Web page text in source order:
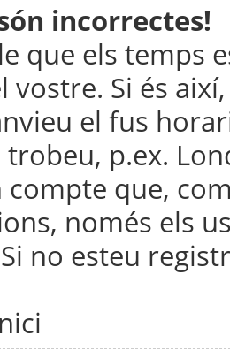
incorrectes!
que els temps
vostre. Si és
el fus
p.ex.
compte que,
només els
no esteu